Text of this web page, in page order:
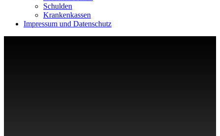
Schulden
Krankenkassen
Impressum und Datenschutz